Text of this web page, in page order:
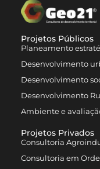
Projetos Públicos
Planeamento
Desenvolvimento
Desenvolvimento
Desenvolvimento
Ambiente e
Projetos Privados
Consultoria
Consultoria em